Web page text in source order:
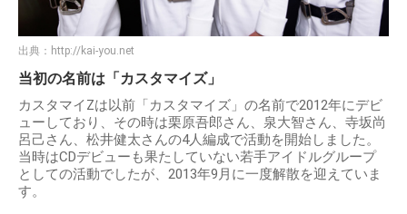
出典： http://kai-you.net
当初の名前は「カスタマイズ」
カスタマイZは以前「カスタマイズ」の名前で2012年にデビ
ューしており、その時は栗原吾郎さん、泉大智さん、寺坂尚
呂己さん、松井健太さんの4人編成で活動を開始しました。
当時はCDデビューも果たしていない若手アイドルグループ
としての活動でしたが、2013年9月に一度解散を迎えていま
す。